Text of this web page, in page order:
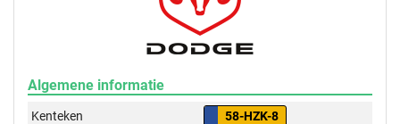
Algemene informatie
Kenteken
58-HZK-8